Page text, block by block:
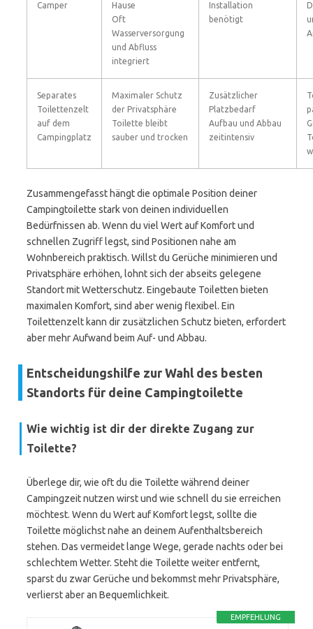
Camper
Hause
Oft
Wasserversorgung
und Abfluss
integriert
Installation
benötigt
Separates
Toilettenzelt
auf dem
Campingplatz
Maximaler Schutz
der Privatsphäre
Toilette bleibt
sauber und trocken
Zusätzlicher
Platzbedarf
Aufbau und Abbau
zeitintensiv
Zusammengefasst hängt die optimale Position deiner
Campingtoilette stark von deinen individuellen
Bedürfnissen ab. Wenn du viel Wert auf Komfort und
schnellen Zugriff legst, sind Positionen nahe am
Wohnbereich praktisch. Willst du Gerüche minimieren und
Privatsphäre erhöhen, lohnt sich der abseits gelegene
Standort mit Wetterschutz. Eingebaute Toiletten bieten
maximalen Komfort, sind aber wenig flexibel. Ein
Toilettenzelt kann dir zusätzlichen Schutz bieten, erfordert
aber mehr Aufwand beim Auf- und Abbau.
Entscheidungshilfe zur Wahl des besten
Standorts für deine Campingtoilette
Wie wichtig ist dir der direkte Zugang zur
Toilette?
Überlege dir, wie oft du die Toilette während deiner
Campingzeit nutzen wirst und wie schnell du sie erreichen
möchtest. Wenn du Wert auf Komfort legst, sollte die
Toilette möglichst nahe an deinem Aufenthaltsbereich
stehen. Das vermeidet lange Wege, gerade nachts oder bei
schlechtem Wetter. Steht die Toilette weiter entfernt,
sparst du zwar Gerüche und bekommst mehr Privatsphäre,
verlierst aber an Bequemlichkeit.
EMPFEHLUNG